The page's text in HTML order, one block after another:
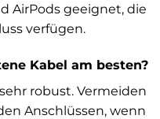
AirPods geeignet, die
verfügen.
Kabel am besten?
robust. Vermeiden
Anschlüssen, wenn